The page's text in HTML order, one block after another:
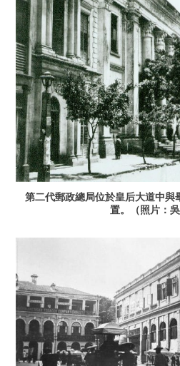
第二代郵政總局位於皇后大道中與
置。（照片：吳